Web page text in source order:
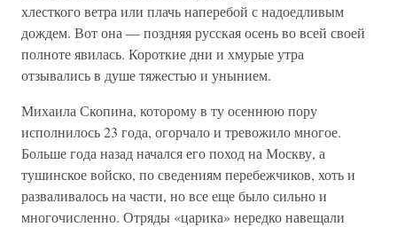
хлесткого ветра или плачь наперебой с надоедливым
дождем. Вот она — поздняя русская осень во всей своей
полноте явилась. Короткие дни и хмурые утра
отзывались в душе тяжестью и унынием.
Михаила Скопина, которому в ту осеннюю пору
исполнилось 23 года, огорчало и тревожило многое.
Больше года назад начался его поход на Москву, а
тушинское войско, по сведениям перебежчиков, хоть и
разваливалось на части, но все еще было сильно и
многочисленно. Отряды «царика» нередко навещали